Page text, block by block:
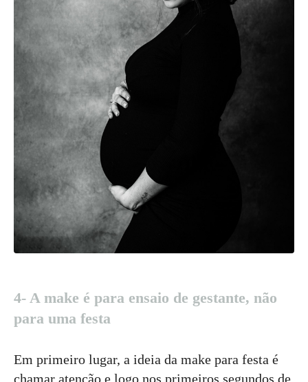
4- A make é para ensaio de gestante, não
para uma festa
Em primeiro lugar, a ideia da make para festa é
chamar atenção e logo nos primeiros segundos de